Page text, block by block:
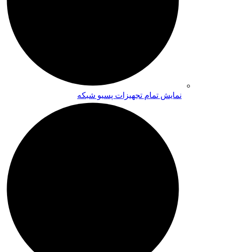
نمایش تمام تجهیزات پسیو شبکه